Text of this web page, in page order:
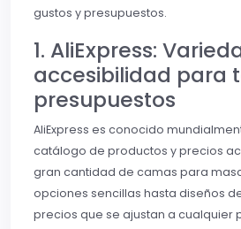
gustos y presupuestos.
1. AliExpress:
accesibilidad para
presupuestos
AliExpress es conocido
catálogo de productos y precios
gran cantidad de camas para
opciones sencillas hasta diseños
precios que se ajustan a cualquier